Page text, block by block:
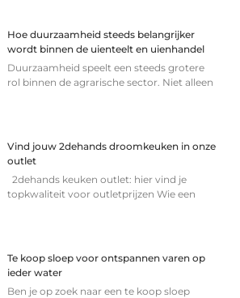
Hoe duurzaamheid steeds belangrijker
wordt binnen de uienteelt en uienhandel
Duurzaamheid speelt een steeds grotere
rol binnen de agrarische sector. Niet alleen
Vind jouw 2dehands droomkeuken in onze
outlet
2dehands keuken outlet: hier vind je
topkwaliteit voor outletprijzen Wie een
Te koop sloep voor ontspannen varen op
ieder water
Ben je op zoek naar een te koop sloep